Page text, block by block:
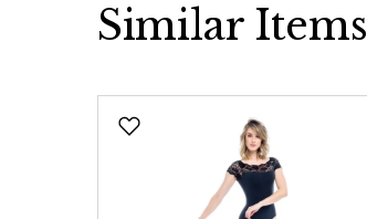
Similar Items